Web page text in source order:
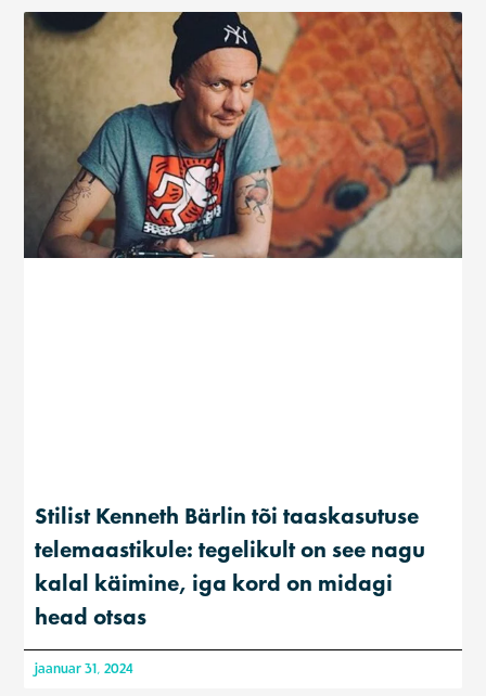
Stilist Kenneth Bärlin tõi taaskasutuse
telemaastikule: tegelikult on see nagu
kalal käimine, iga kord on midagi
head otsas
jaanuar 31, 2024